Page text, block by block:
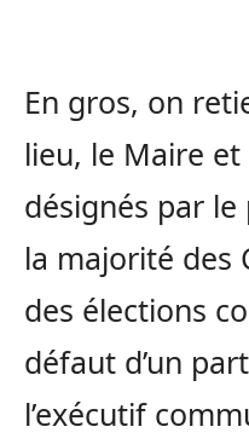
En gros, on
lieu, le Maire
désignés par
la majorité des
des élections
défaut d’un
l’exécutif